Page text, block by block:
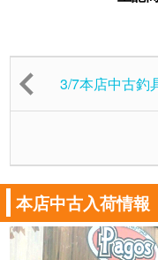
3/7本店中古釣
本店中古入荷情報